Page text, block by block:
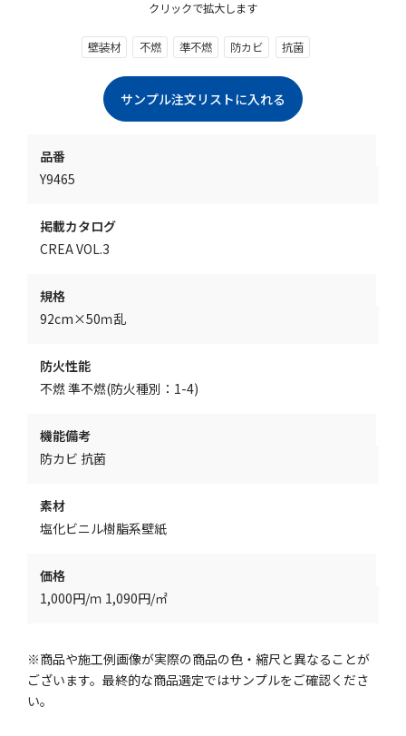
クリックで拡大します
壁装材 不燃 準不燃 防カビ 抗菌
品番
Y9465
掲載カタログ
CREA VOL.3
規格
92cm×50ｍ乱
防火性能
不燃 準不燃(防火種別：1-4)
機能備考
防カビ 抗菌
素材
塩化ビニル樹脂系壁紙
価格
1,000円/ｍ 1,090円/㎡
※商品や施工例画像が実際の商品の色・縮尺と異なることが
ございます。最終的な商品選定ではサンプルをご確認くださ
い。